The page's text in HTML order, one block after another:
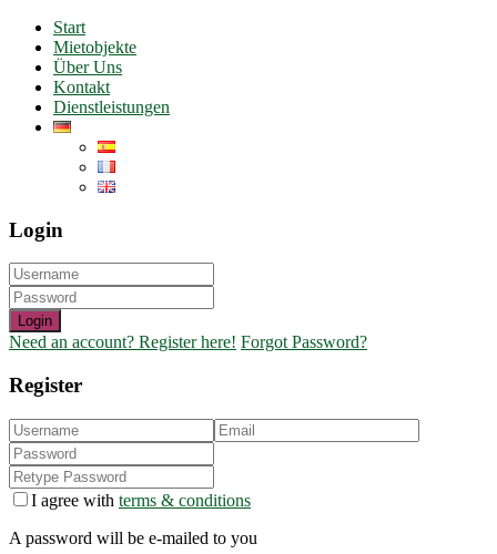
Start
Mietobjekte
Über Uns
Kontakt
Dienstleistungen
Login
Login
Need an account? Register here! Forgot Password?
Register
I agree with terms & conditions
A password will be e-mailed to you